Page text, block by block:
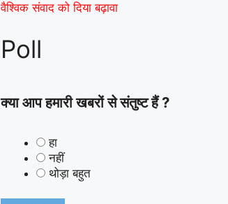
दिखे बागपत के अमन, गर्व
वैश्विक संवाद को दिया बढ़ावा
Poll
क्या आप हमारी खबरों से संतुष्ट हैं ?
हा
नहीं
थोड़ा बहुत